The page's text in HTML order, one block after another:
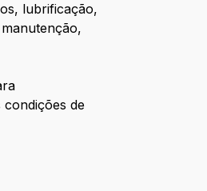
lubrificação,
condições de